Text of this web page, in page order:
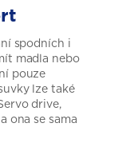
spodních i
madla nebo
pouze
lze také
drive,
ona se sama